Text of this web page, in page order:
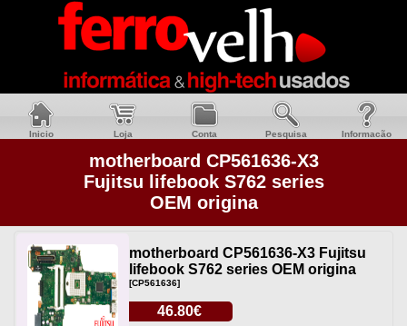
Inicio Loja Conta Pesquisa Informacão
motherboard CP561636-X3
Fujitsu lifebook S762 series
OEM origina
motherboard CP561636-X3 Fujitsu
lifebook S762 series OEM origina
[CP561636]
46.80€